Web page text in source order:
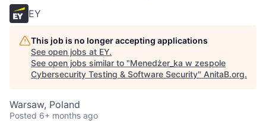
EY
This job is no longer accepting applications
See open jobs at EY.
See open jobs similar to "Menedżer_ka w zespole
Cybersecurity Testing & Software Security" AnitaB.org.
Warsaw, Poland
Posted 6+ months ago